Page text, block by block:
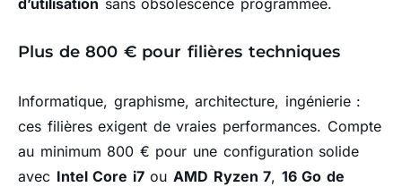
Plus de 800 € pour filières techniques
Informatique, graphisme, architecture, ingénierie :
ces filières exigent de vraies performances. Compte
au minimum 800 € pour une configuration solide
avec Intel Core i7ouAMD Ryzen 7, 16 Go de